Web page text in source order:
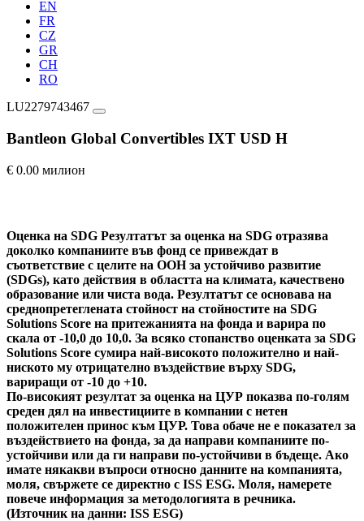
EN
FR
CZ
GR
CH
RO
LU2279743467
Bantleon Global Convertibles IXT USD H
€ 0.00 милион
Оценка на SDG Резултатът за оценка на SDG отразява
доколко компаниите във фонд се привеждат в
съответствие с целите на ООН за устойчиво развитие
(SDGs), като действия в областта на климата, качествено
образование или чиста вода. Резултатът се основава на
среднопретеглената стойност на стойностите на SDG
Solutions Score на притежанията на фонда и варира по
скала от -10,0 до 10,0. За всяко стопанство оценката за SDG
Solutions Score сумира най-високото положително и най-
ниското му отрицателно въздействие върху SDG,
вариращи от -10 до +10.
По-високият резултат за оценка на ЦУР показва по-голям
среден дял на инвестициите в компании с нетен
положителен принос към ЦУР. Това обаче не е показател за
въздействието на фонда, за да направи компаниите по-
устойчиви или да ги направи по-устойчиви в бъдеще. Ако
имате някакви въпроси относно данните на компанията,
моля, свържете се директно с ISS ESG. Моля, намерете
повече информация за методологията в речника.
(Източник на данни: ISS ESG)